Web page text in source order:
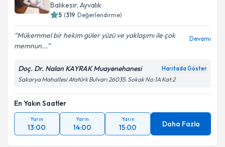
Balıkesir, Ayvalık
5 (319 Değerlendirme)
Mükemmel bir hekim güler yüzü ve yaklaşımı ile çok
memnun...
Devamı
Doç. Dr. Nalan KAYRAK Muayenehanesi Haritada Göster
Sakarya Mahallesi Atatürk Bulvarı 26035. Sokak No:1A Kat:2
En Yakın Saatler
Yarın
13:00
Yarın
14:00
Yarın
15:00 Daha Fazla